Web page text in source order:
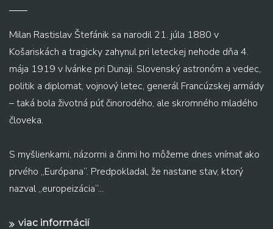
Milan Rastislav Štefánik sa narodil 21. júla 1880 v
Košariskách a tragicky zahynul pri leteckej nehode dňa 4.
mája 1919 v Ivánke pri Dunaji. Slovenský astronóm a vedec,
politik a diplomat, vojnový letec, generál Francúzskej armády
– taká bola životná púť činorodého, ale skromného mladého
človeka.
S myšlienkami, názormi a činmi ho môžeme dnes vnímať ako
prvého „Európana“. Predpokladal, že nastane stav, ktorý
nazval „europeizácia“...
viac informácií